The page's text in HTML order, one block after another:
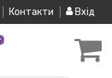
Контакти Вхід